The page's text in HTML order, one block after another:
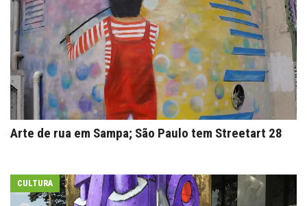
Arte de rua em Sampa; São Paulo tem Streetart 28
CULTURA